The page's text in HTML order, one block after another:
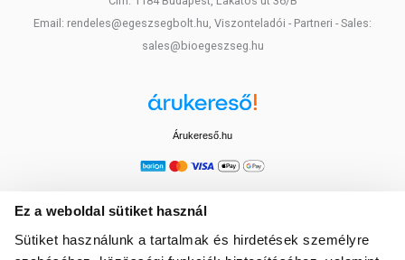
Ez a weboldal sütiket használ
Sütiket használunk a tartalmak és hirdetések személyre
Email: rendeles@egeszsegbolt.hu, Viszonteladói - Partneri - Sales:
sales@bioegeszseg.hu
Árukereső.hu